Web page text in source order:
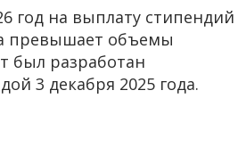
год на выплату стипендий
превышает объемы
был разработан
3 декабря 2025 года.